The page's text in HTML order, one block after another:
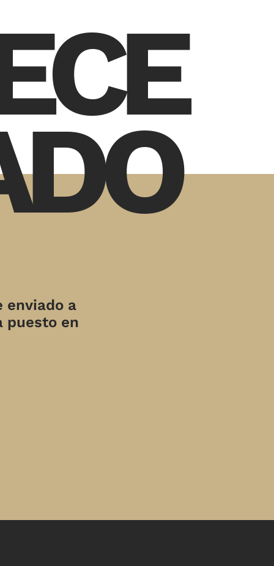
enviado a
puesto en